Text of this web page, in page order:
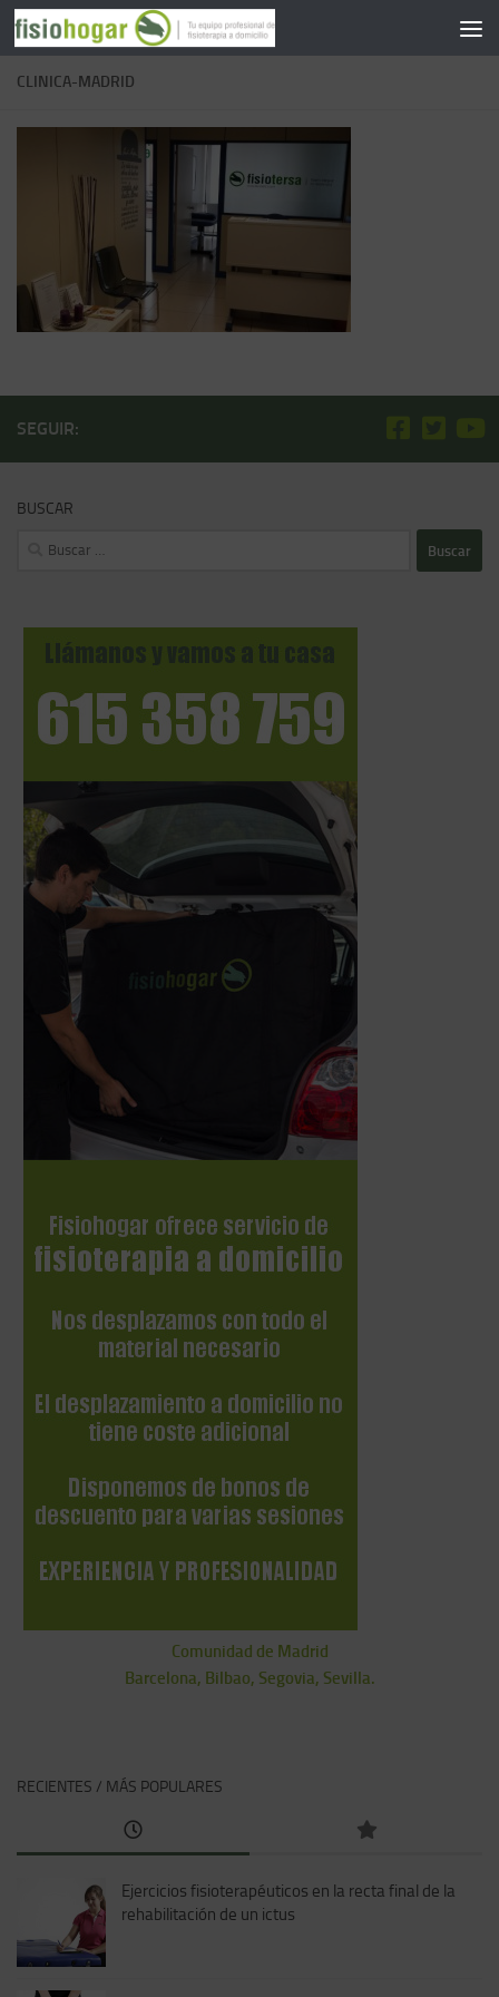
Saltar al contenido
CLINICA-MADRID
SEGUIR:
BUSCAR
Buscar:
Comunidad de Madrid
Barcelona, Bilbao, Segovia, Sevilla.
RECIENTES / MÁS POPULARES
Ejercicios fisioterapéuticos en la recta final de la
rehabilitación de un ictus